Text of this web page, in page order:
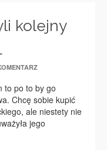
kolejny
to po to by go
Chcę sobie kupić
ale niestety nie
jego